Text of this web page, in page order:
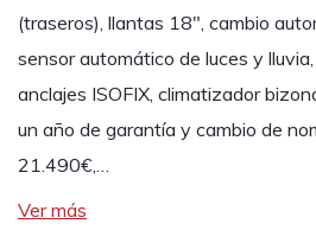
(traseros), llantas 18", cambio
sensor automático de luces y
anclajes ISOFIX, climatizador
un año de garantía y cambio de
21.490€,…
Ver más